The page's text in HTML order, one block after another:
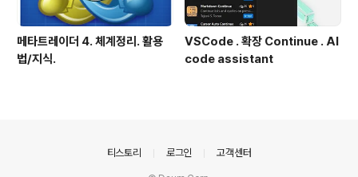
메타트레이더 4. 체계정리. 활용
법/지식.
VSCode . 확장 Continue . AI
code assistant
티스토리 로그인 고객센터